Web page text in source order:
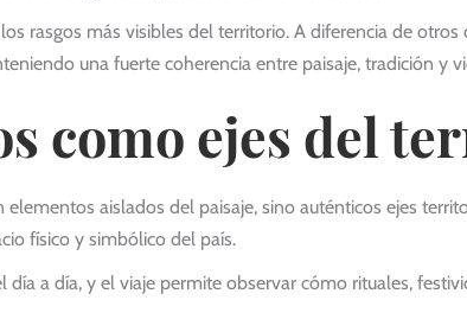
rasgos más visibles del territorio. A diferencia de
una fuerte coherencia entre paisaje, tradición y
como ejes del
aislados del paisaje, sino auténticos ejes
físico y simbólico del país.
a día, y el viaje permite observar cómo rituales,